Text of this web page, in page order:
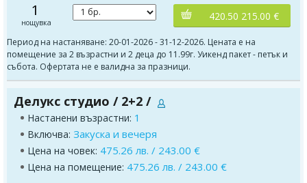
1
нощувка
420.50 215.00 €
Период на настаняване: 20-01-2026 - 31-12-2026. Цената е на
помещение за 2 възрастни и 2 деца до 11.99г. Уикенд пакет - петък и
събота. Офертата не е валидна за празници.
Делукс студио / 2+2 /
Настанени възрастни: 1
Включва: Закуска и вечеря
Цена на човек: 475.26 лв. / 243.00 €
Цена на помещение: 475.26 лв. / 243.00 €